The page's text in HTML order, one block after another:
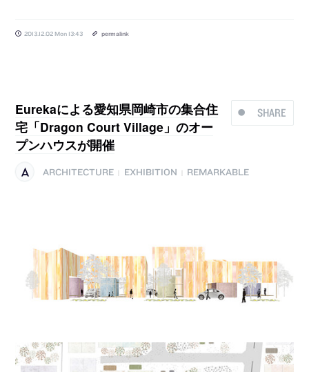
2013.12.02 Mon 13:43 permalink
SHARE
Eurekaによる愛知県岡崎市の集合住
宅「Dragon Court Village」のオー
プンハウスが開催
ARCHITECTURE EXHIBITION REMARKABLE